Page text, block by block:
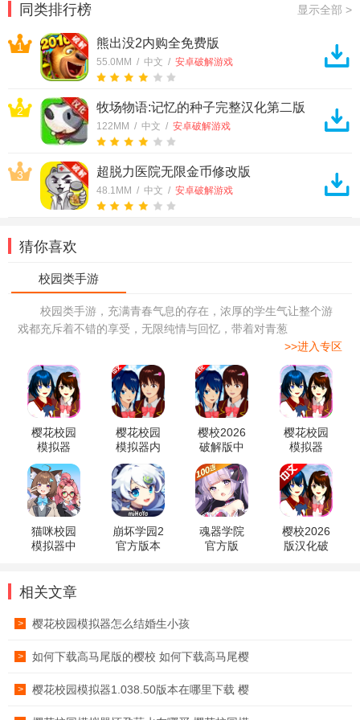
同类排行榜 显示全部 >
1 熊出没2内购全免费版
55.0MM / 中文 / 安卓破解游戏
2 牧场物语:记忆的种子完整汉化第二版
122MM / 中文 / 安卓破解游戏
3 超脱力医院无限金币修改版
48.1MM / 中文 / 安卓破解游戏
猜你喜欢
校园类手游，充满青春气息的存在，浓厚的学生气让整个游
戏都充斥着不错的享受，无限纯情与回忆，带着对青葱
>>进入专区
樱花校园
模拟器
2025破解
版
樱花校园
模拟器内
置mod菜
单中文版
樱校2026
破解版中
文无广告
版
樱花校园
模拟器
2026年破
解版
猫咪校园
模拟器中
崩坏学园2
官方版本
魂器学院
官方版
樱校2026
版汉化破
相关文章
> 樱花校园模拟器怎么结婚生小孩
> 如何下载高马尾版的樱校 如何下载高马尾樱
> 樱花校园模拟器1.038.50版本在哪里下载 樱